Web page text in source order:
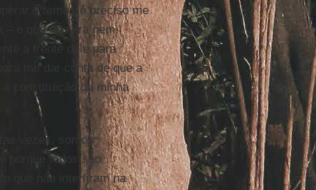
o temor, é preciso me
– e que não era nem
a frente dele para
me dar conta de que a
constituição da minha
vezes, somos
porque todos são
que não interfiram na